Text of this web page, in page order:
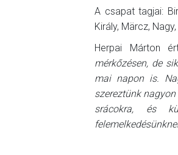
A csapat tagjai:
Király, Märcz, Nagy,
Herpai Márton
mérkőzésen, de
mai napon is.
szereztünk
srácokra, és